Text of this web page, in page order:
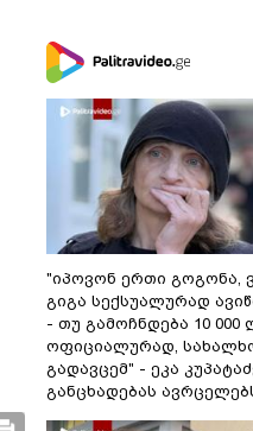
"იპოვონ ერთი გოგონა,
გიგა სექსუალურად
- თუ გამოჩნდება 10 000
ოფიციალურად,
გადავცემ" - ეკა
განცხადებას